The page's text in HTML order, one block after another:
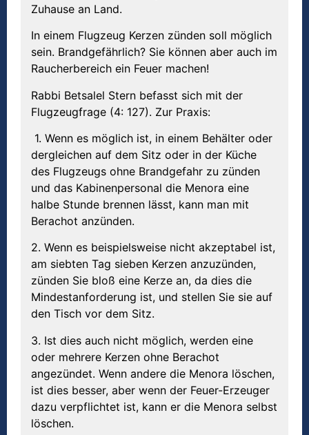
Zuhause an Land.
In einem Flugzeug Kerzen zünden soll möglich
sein. Brandgefährlich? Sie können aber auch im
Raucherbereich ein Feuer machen!
Rabbi Betsalel Stern befasst sich mit der
Flugzeugfrage (4: 127). Zur Praxis:
1. Wenn es möglich ist, in einem Behälter oder
dergleichen auf dem Sitz oder in der Küche
des Flugzeugs ohne Brandgefahr zu zünden
und das Kabinenpersonal die Menora eine
halbe Stunde brennen lässt, kann man mit
Berachot anzünden.
2. Wenn es beispielsweise nicht akzeptabel ist,
am siebten Tag sieben Kerzen anzuzünden,
zünden Sie bloß eine Kerze an, da dies die
Mindestanforderung ist, und stellen Sie sie auf
den Tisch vor dem Sitz.
3. Ist dies auch nicht möglich, werden eine
oder mehrere Kerzen ohne Berachot
angezündet. Wenn andere die Menora löschen,
ist dies besser, aber wenn der Feuer-Erzeuger
dazu verpflichtet ist, kann er die Menora selbst
löschen.